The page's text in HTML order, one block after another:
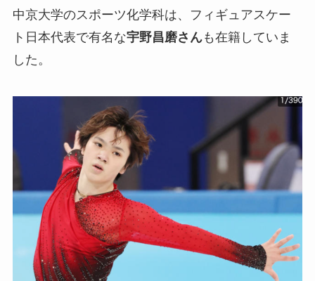
中京大学のスポーツ化学科は、フィギュアスケー
ト日本代表で有名な宇野昌磨さんも在籍していま
した。